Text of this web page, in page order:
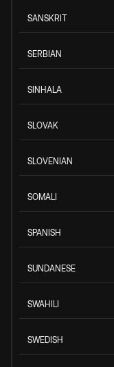
SANSKRIT
SERBIAN
SINHALA
SLOVAK
SLOVENIAN
SOMALI
SPANISH
SUNDANESE
SWAHILI
SWEDISH